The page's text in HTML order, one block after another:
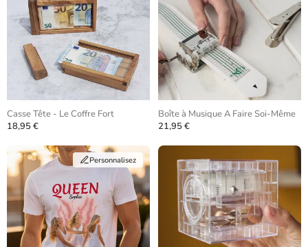
Casse Tête - Le Coffre Fort
18,95 €
Boîte à Musique A Faire Soi-Même
21,95 €
Personnalisez